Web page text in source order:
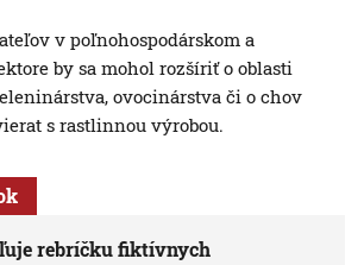
v poľnohospodárskom a
by sa mohol rozšíriť o oblasti
ovocinárstva či o chov
s rastlinnou výrobou.
rebríčku fiktívnych